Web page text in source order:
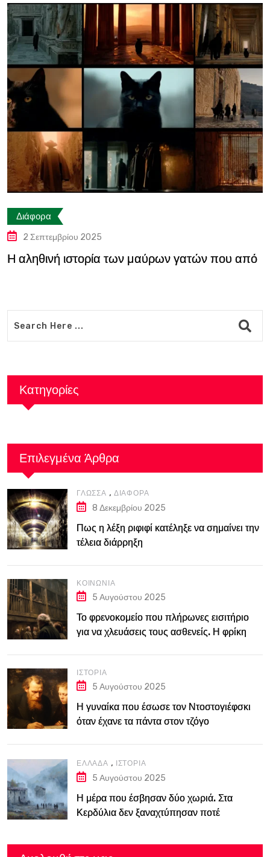
Διάφορα
2 Σεπτεμβρίου 2025
Η αληθινή ιστορία των μαύρων γατών που από
Κατηγορίες
Επιλεγμένα Άρθρα
ΓΛΏΣΣΑ , ΔΙΆΦΟΡΑ
8 Δεκεμβρίου 2025
Πως η λέξη ριφιφί κατέληξε να σημαίνει την
τέλεια διάρρηξη
ΚΟΙΝΩΝΊΑ
5 Αυγούστου 2025
Το φρενοκομείο που πλήρωνες εισιτήριο
για να χλευάσεις τους ασθενείς. Η φρίκη
ΙΣΤΟΡΊΑ
5 Αυγούστου 2025
Η γυναίκα που έσωσε τον Ντοστογιέφσκι
όταν έχανε τα πάντα στον τζόγο
ΕΛΛΆΔΑ , ΙΣΤΟΡΊΑ
5 Αυγούστου 2025
Η μέρα που έσβησαν δύο χωριά. Στα
Κερδύλια δεν ξαναχτύπησαν ποτέ